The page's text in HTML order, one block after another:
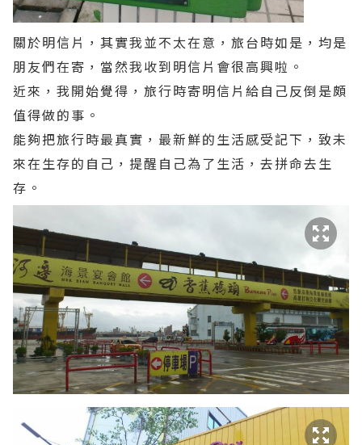
關於明信片，其實我並不太在意，旅台時如是，均是
朋友們在寄，當然我收到明信片會很高興啦。
近來，我開始覺得，旅行時寄明信片給自己反倒是頗
值得做的事。
能夠把旅行時最真實，最新鮮的生活感受記下，致未
來在生存的自己，提醒自己為了生活，去拼命去生
存。